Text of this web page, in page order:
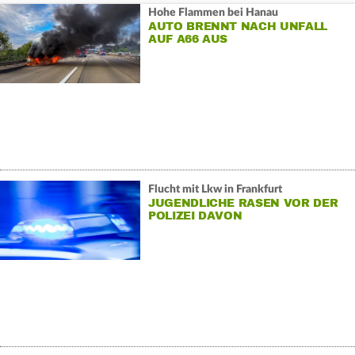
Hohe Flammen bei Hanau
AUTO BRENNT NACH UNFALL
AUF A66 AUS
Flucht mit Lkw in Frankfurt
JUGENDLICHE RASEN VOR DER
POLIZEI DAVON